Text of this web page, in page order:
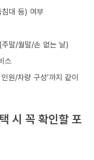
대 등) 여부
말/월말/손 없는 날)
스
원/차량 구성’까지 같이
시 꼭 확인할 포